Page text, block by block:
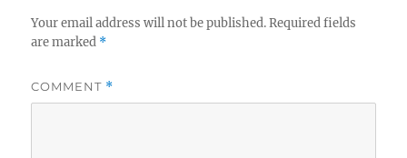
Your email address will not be published. Required fields
are marked *
COMMENT *